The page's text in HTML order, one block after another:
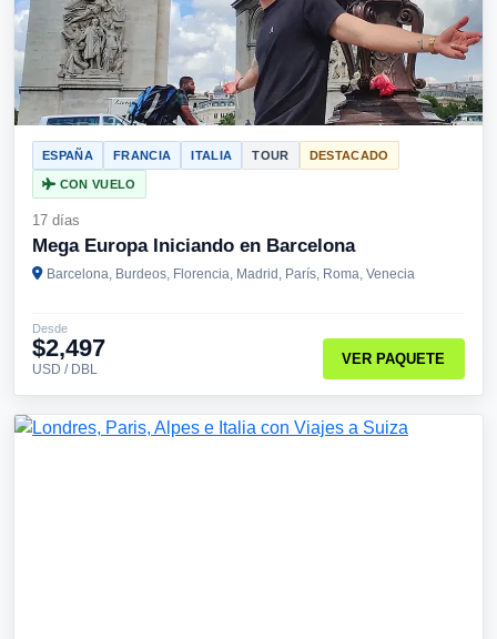
ESPAÑA FRANCIA ITALIA TOUR DESTACADO
CON VUELO
17 días
Mega Europa Iniciando en Barcelona
Barcelona, Burdeos, Florencia, Madrid, París, Roma, Venecia
Desde
$2,497
USD / DBL
VER PAQUETE